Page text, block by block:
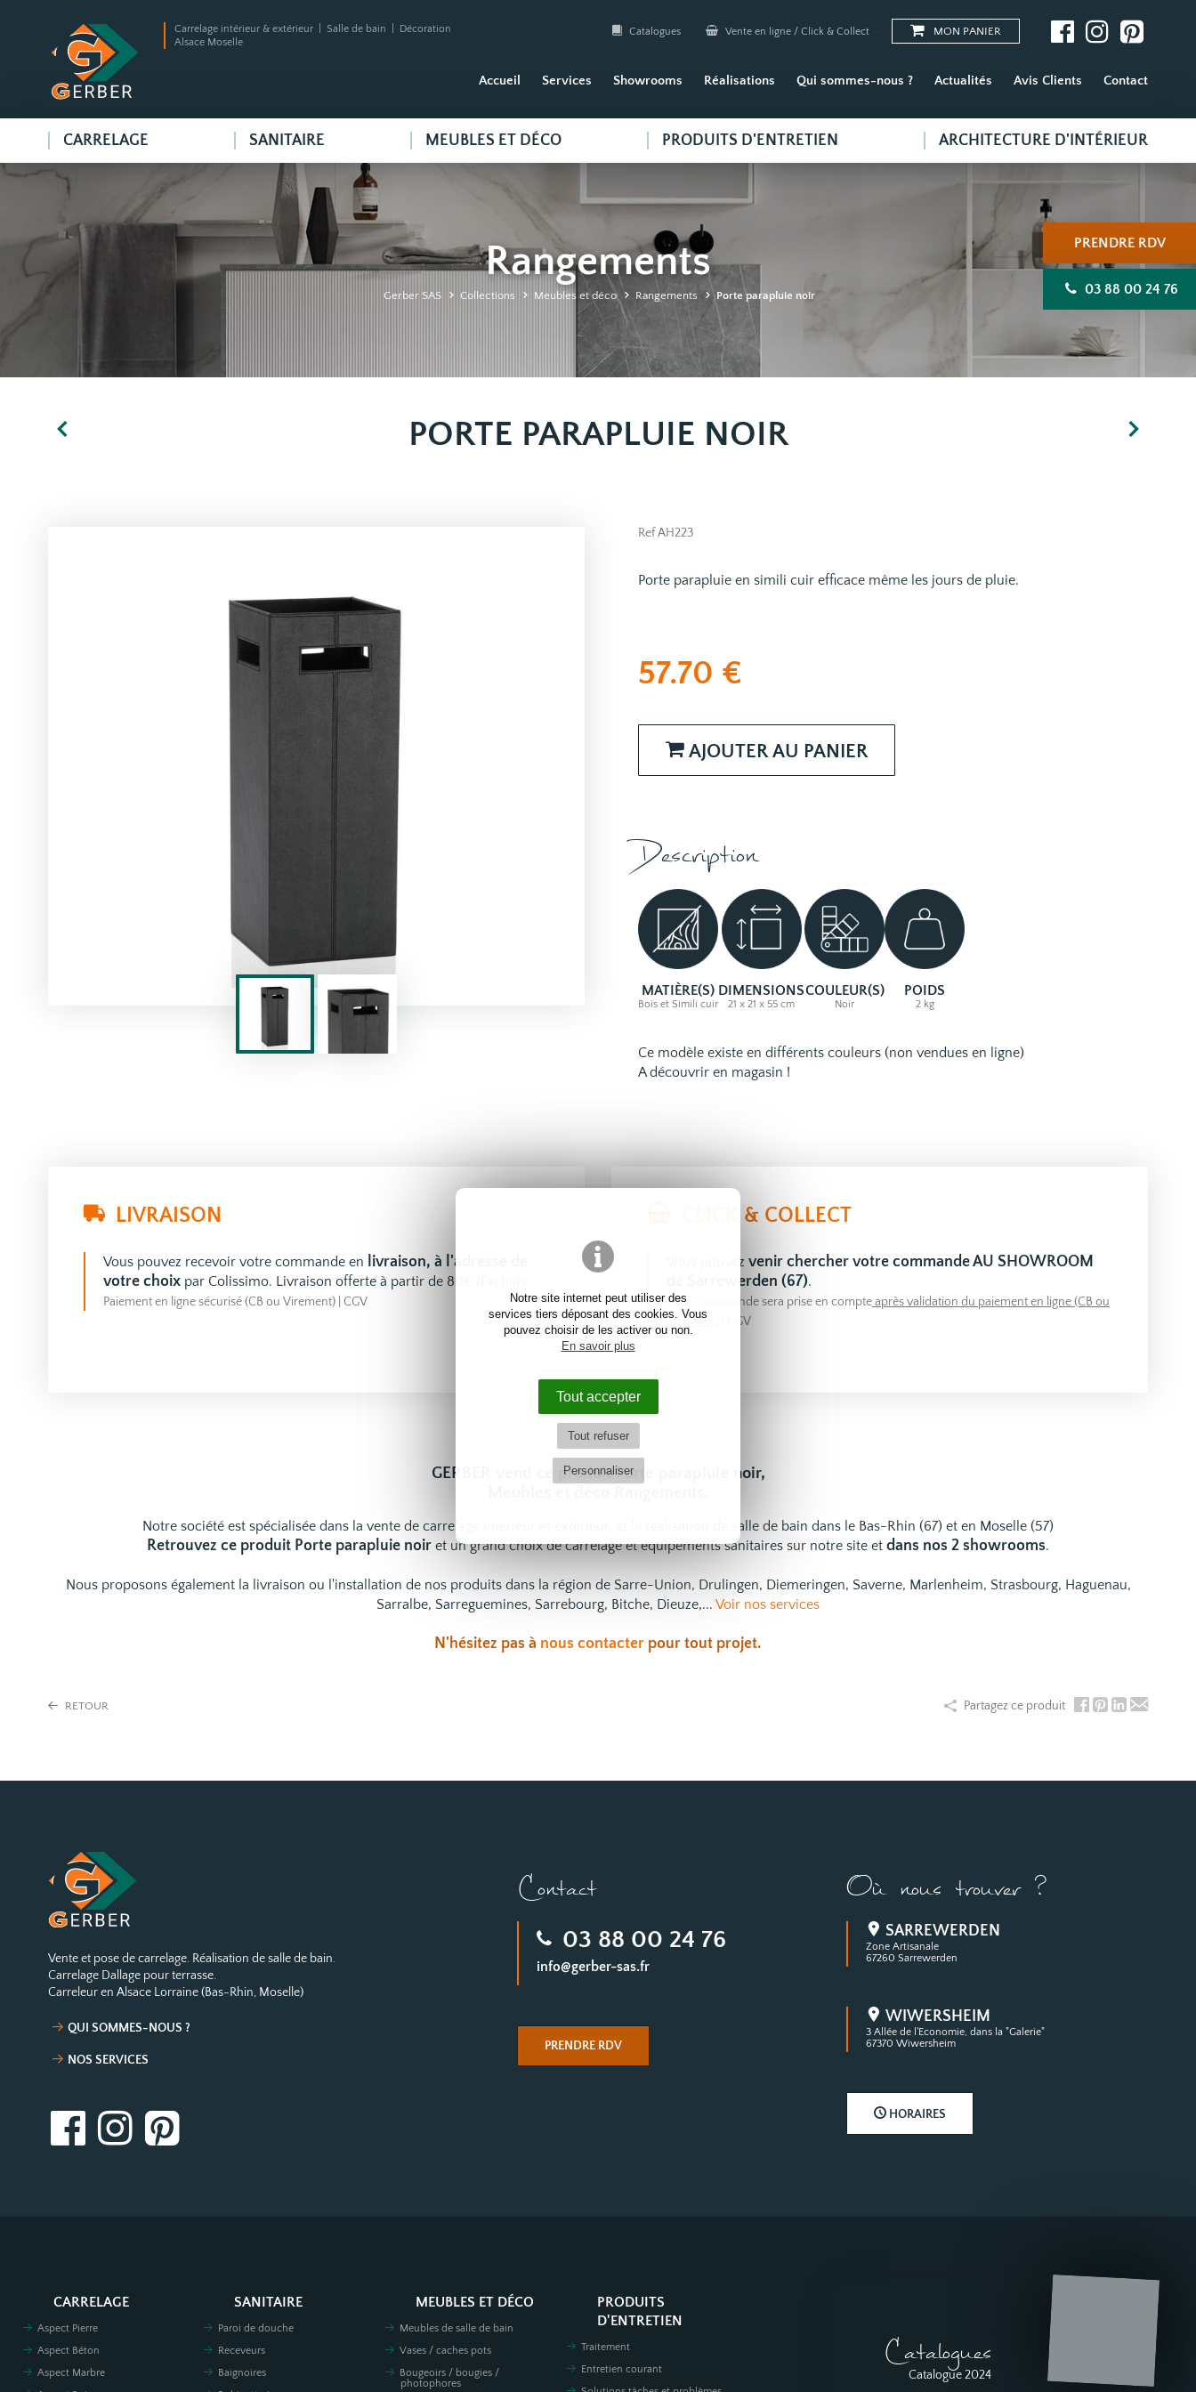
Notre site internet peut utiliser des
services tiers déposant des cookies. Vous
pouvez choisir de les activer ou non.
En savoir plus
Tout accepter
Tout refuser
Personnaliser
Carrelage intérieur & extérieur | Salle de bain | Décoration
Alsace Moselle
Catalogues Vente en ligne / Click & Collect MON PANIER
Accueil Services Showrooms Réalisations Qui sommes-nous ? Actualités Avis Clients Contact
CARRELAGE SANITAIRE MEUBLES ET DÉCO PRODUITS D'ENTRETIEN ARCHITECTURE D'INTÉRIEUR
PRENDRE RDV
03 88 00 24 76
Rangements
Gerber SAS Collections Meubles et déco Rangements Porte parapluie noir
PORTE PARAPLUIE NOIR
Ref AH223
Porte parapluie en simili cuir efficace même les jours de pluie.
57.70 €
AJOUTER AU PANIER
Description
MATIÈRE(S)
Bois et Simili cuir
DIMENSIONS
21 x 21 x 55 cm
COULEUR(S)
Noir
POIDS
2 kg
Ce modèle existe en différents couleurs (non vendues en ligne)
A découvrir en magasin !
LIVRAISON
Vous pouvez recevoir votre commande en livraison, à l'adresse de
votre choixpar Colissimo. Livraison offerte à partir de 80€ d'achats.
Paiement en ligne sécurisé (CB ou Virement)| CGV
CLICK & COLLECT
Vous pouvez venir chercher votre commande AU SHOWROOM
de Sarrewerden (67).
Votre commande sera prise en compteaprès validation du paiement en ligne (CB ou
Virement)
CGV
GERBER vend ce produit Porte parapluie noir,
Notre société est spécialisée dans la vente de carrelage intérieur et extérieur, et la réalisation de salle de bain dans le Bas-Rhin (67) et en Moselle (57)
Retrouvez ce produit Porte parapluie noir et un grand choix decarrelageetéquipements sanitaires sur notre site et dans nos 2 showrooms.
Nous proposons également la livraison ou l'installation de nos produits dans la région de Sarre-Union, Drulingen, Diemeringen, Saverne, Marlenheim, Strasbourg, Haguenau,
Sarralbe, Sarreguemines, Sarrebourg, Bitche, Dieuze,... Voir nos services
N'hésitez pas à nous contacter pour tout projet.
RETOUR Partagez ce produit
Vente et pose de carrelage. Réalisation de salle de bain.
Carrelage Dallage pour terrasse.
Carreleur en Alsace Lorraine (Bas-Rhin, Moselle)
QUI SOMMES-NOUS ?
NOS SERVICES
Contact
03 88 00 24 76
info@gerber-sas.fr
PRENDRE RDV
Où nous trouver ?
SARREWERDEN
Zone Artisanale
67260 Sarrewerden
WIWERSHEIM
3 Allée de l'Economie, dans la "Galerie"
67370 Wiwersheim
HORAIRES
CARRELAGE
Aspect Pierre
Aspect Béton
Aspect Marbre
SANITAIRE
Paroi de douche
Receveurs
Baignoires
MEUBLES ET DÉCO
Meubles de salle de bain
Vases / caches pots
Bougeoirs / bougies /
photophores
PRODUITS
D'ENTRETIEN
Traitement
Entretien courant
Catalogues
Catalogue 2024